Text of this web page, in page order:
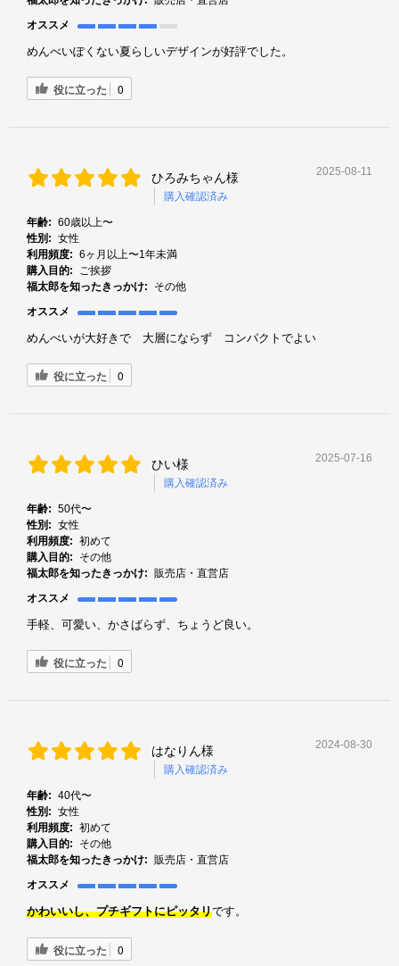
オススメ
めんべいぽくない夏らしいデザインが好評でした。
役に立った 0
ひろみちゃん様
購入確認済み
2025-08-11
年齢: 60歳以上〜
性別: 女性
利用頻度: 6ヶ月以上〜1年未満
購入目的:
ご挨拶
福太郎を知ったきっかけ:
その他
オススメ
めんべいが大好きで 大層にならず コンパクトでよい
役に立った 0
ひい様
購入確認済み
2025-07-16
年齢: 50代〜
性別: 女性
利用頻度: 初めて
購入目的:
その他
福太郎を知ったきっかけ: 販売店・直営店
オススメ
手軽、可愛い、かさばらず、ちょうど良い。
役に立った 0
はなりん様
購入確認済み
2024-08-30
年齢: 40代〜
性別: 女性
利用頻度: 初めて
購入目的:
その他
福太郎を知ったきっかけ: 販売店・直営店
オススメ
かわいいし、プチギフトにピッタリです。
役に立った 0